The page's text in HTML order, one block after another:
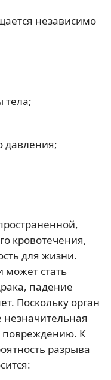
независимо
тела;
давления;
кровотечения,
для жизни.
может стать
падение
Поскольку орган
повреждению. К
разрыва